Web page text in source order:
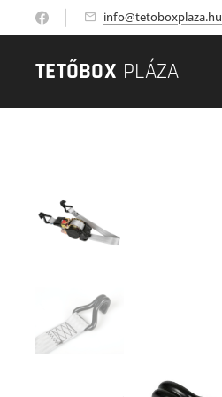
info@tetoboxplaza.hu
TETŐBOX PLÁZA